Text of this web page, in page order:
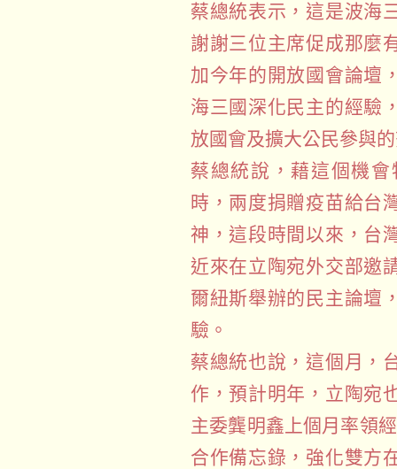
蔡總統表示，這是波海
謝謝三位主席促成那麼
加今年的開放國會論壇
海三國深化民主的經驗
放國會及擴大公民參與
蔡總統說，藉這個機會
時，兩度捐贈疫苗給台
神，這段時間以來，台
近來在立陶宛外交部邀
爾紐斯舉辦的民主論壇
驗。
蔡總統也說，這個月，
作，預計明年，立陶宛
主委龔明鑫上個月率領
合作備忘錄，強化雙方